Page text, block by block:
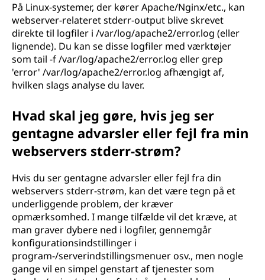
På Linux-systemer, der kører Apache/Nginx/etc., kan
webserver-relateret stderr-output blive skrevet
direkte til logfiler i /var/log/apache2/error.log (eller
lignende). Du kan se disse logfiler med værktøjer
som tail -f /var/log/apache2/error.log eller grep
'error' /var/log/apache2/error.log afhængigt af,
hvilken slags analyse du laver.
Hvad skal jeg gøre, hvis jeg ser
gentagne advarsler eller fejl fra min
webservers stderr-strøm?
Hvis du ser gentagne advarsler eller fejl fra din
webservers stderr-strøm, kan det være tegn på et
underliggende problem, der kræver
opmærksomhed. I mange tilfælde vil det kræve, at
man graver dybere ned i logfiler, gennemgår
konfigurationsindstillinger i
program-/serverindstillingsmenuer osv., men nogle
gange vil en simpel genstart af tjenester som